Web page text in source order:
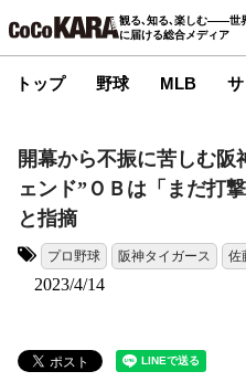
観る､知る､楽しむ――世
に届ける総合メディア
トップ 野球 MLB
開幕から不振に苦しむ
ェンド”ＯＢは「まだ打
と指摘
プロ野球 阪神タイガース 佐
2023/4/14